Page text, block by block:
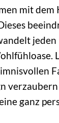
mit dem
jeden
ganz